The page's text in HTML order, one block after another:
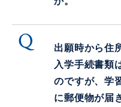
学習院大学について
東京12大学進学フェア
出願時から住
入学手続書類
のですが、学
に郵便物が届